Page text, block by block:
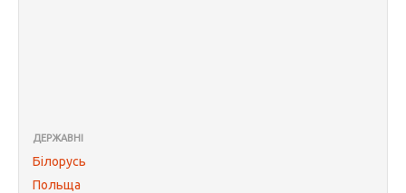
ДЕРЖАВНІ
Білорусь
Польща